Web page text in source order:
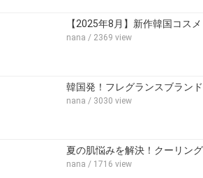
【2025年8月】新作韓国コスメ
nana / 2369 view
韓国発！フレグランスブランド
nana / 3030 view
夏の肌悩みを解決！クーリン
nana / 1716 view